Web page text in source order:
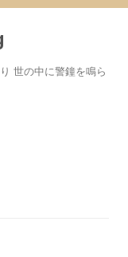
世の中に警鐘を鳴ら